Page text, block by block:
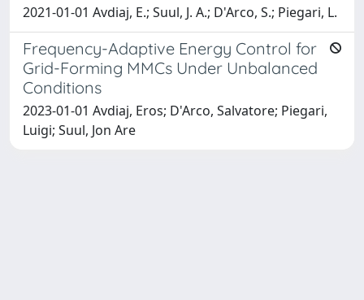
2021-01-01 Avdiaj, E.; Suul, J. A.; D'Arco, S.; Piegari, L.
Frequency-Adaptive Energy Control for
Grid-Forming MMCs Under Unbalanced
Conditions
2023-01-01 Avdiaj, Eros; D'Arco, Salvatore; Piegari,
Luigi; Suul, Jon Are